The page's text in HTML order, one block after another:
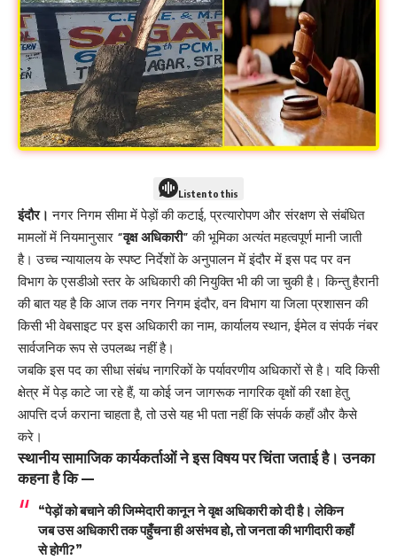
Listen to this
इंदौर। नगर निगम सीमा में पेड़ों की कटाई, प्रत्यारोपण और संरक्षण से संबंधित
मामलों में नियमानुसार “वृक्ष अधिकारी” की भूमिका अत्यंत महत्वपूर्ण मानी जाती
है। उच्च न्यायालय के स्पष्ट निर्देशों के अनुपालन में इंदौर में इस पद पर वन
विभाग के एसडीओ स्तर के अधिकारी की नियुक्ति भी की जा चुकी है। किन्तु हैरानी
की बात यह है कि आज तक नगर निगम इंदौर, वन विभाग या जिला प्रशासन की
किसी भी वेबसाइट पर इस अधिकारी का नाम, कार्यालय स्थान, ईमेल व संपर्क नंबर
सार्वजनिक रूप से उपलब्ध नहीं है।
जबकि इस पद का सीधा संबंध नागरिकों के पर्यावरणीय अधिकारों से है। यदि किसी
क्षेत्र में पेड़ काटे जा रहे हैं, या कोई जन जागरूक नागरिक वृक्षों की रक्षा हेतु
आपत्ति दर्ज कराना चाहता है, तो उसे यह भी पता नहीं कि संपर्क कहाँ और कैसे
करे।
स्थानीय सामाजिक कार्यकर्ताओं ने इस विषय पर चिंता जताई है। उनका
कहना है कि —
“पेड़ों को बचाने की जिम्मेदारी कानून ने वृक्ष अधिकारी को दी है। लेकिन
जब उस अधिकारी तक पहुँचना ही असंभव हो, तो जनता की भागीदारी कहाँ
से होगी?”